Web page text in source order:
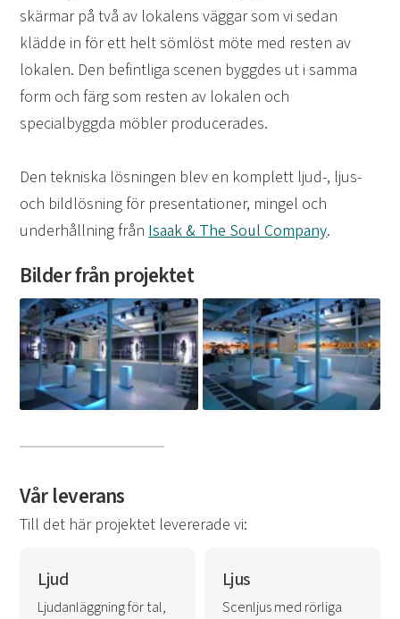
skärmar på två av lokalens väggar som vi sedan
klädde in för ett helt sömlöst möte med resten av
lokalen. Den befintliga scenen byggdes ut i samma
form och färg som resten av lokalen och
specialbyggda möbler producerades.
Den tekniska lösningen blev en komplett ljud-, ljus-
och bildlösning för presentationer, mingel och
underhållning frånIsaak & The Soul Company.
Bilder från projektet
Vår leverans
Till det här projektet levererade vi:
Ljud
Ljudanläggning för tal,
Ljus
Scenljus med rörliga